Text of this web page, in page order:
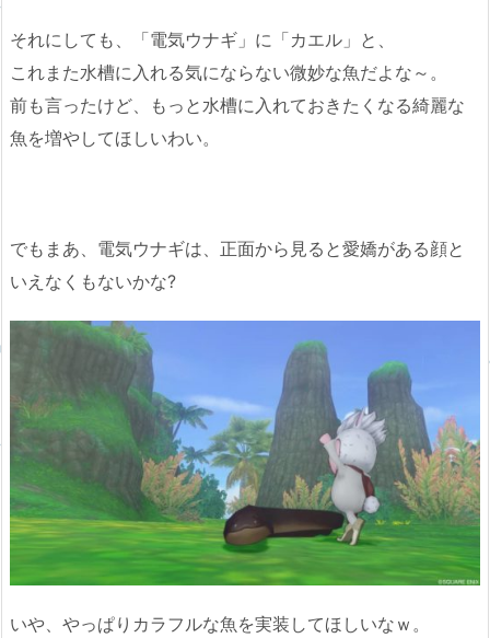
それにしても、「電気ウナギ」に「カエル」と、
これまた水槽に入れる気にならない微妙な魚だよな～。
前も言ったけど、もっと水槽に入れておきたくなる綺麗な
魚を増やしてほしいわい。
でもまあ、電気ウナギは、正面から見ると愛嬌がある顔と
いえなくもないかな?
いや、やっぱりカラフルな魚を実装してほしいなｗ。